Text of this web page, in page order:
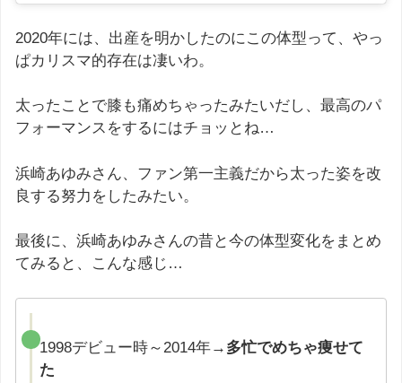
2020年には、出産を明かしたのにこの体型って、やっ
ぱカリスマ的存在は凄いわ。
太ったことで膝も痛めちゃったみたいだし、最高のパ
フォーマンスをするにはチョッとね…
浜崎あゆみさん、ファン第一主義だから太った姿を改
良する努力をしたみたい。
最後に、浜崎あゆみさんの昔と今の体型変化をまとめ
てみると、こんな感じ…
1998デビュー時～2014年→ 多忙でめちゃ痩せて
た